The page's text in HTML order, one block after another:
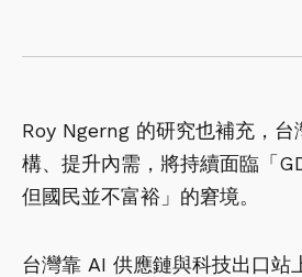
Roy Ngerng 的研究也補充，台
構、提升內需，將持續面臨「
但國民並不富裕」的窘境。
台灣靠 AI 供應鏈與科技出口站